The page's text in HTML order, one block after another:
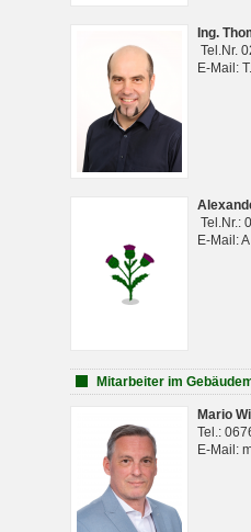
Ing.
Tel.Nr.
E-Mail:
Tel.Nr.:
E-Mail:
Mitarbeiter im
Mario
Tel.:
E-Mail: